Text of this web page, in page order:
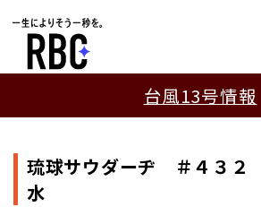
台風13号情報
琉球サウダーヂ ＃４３２
水